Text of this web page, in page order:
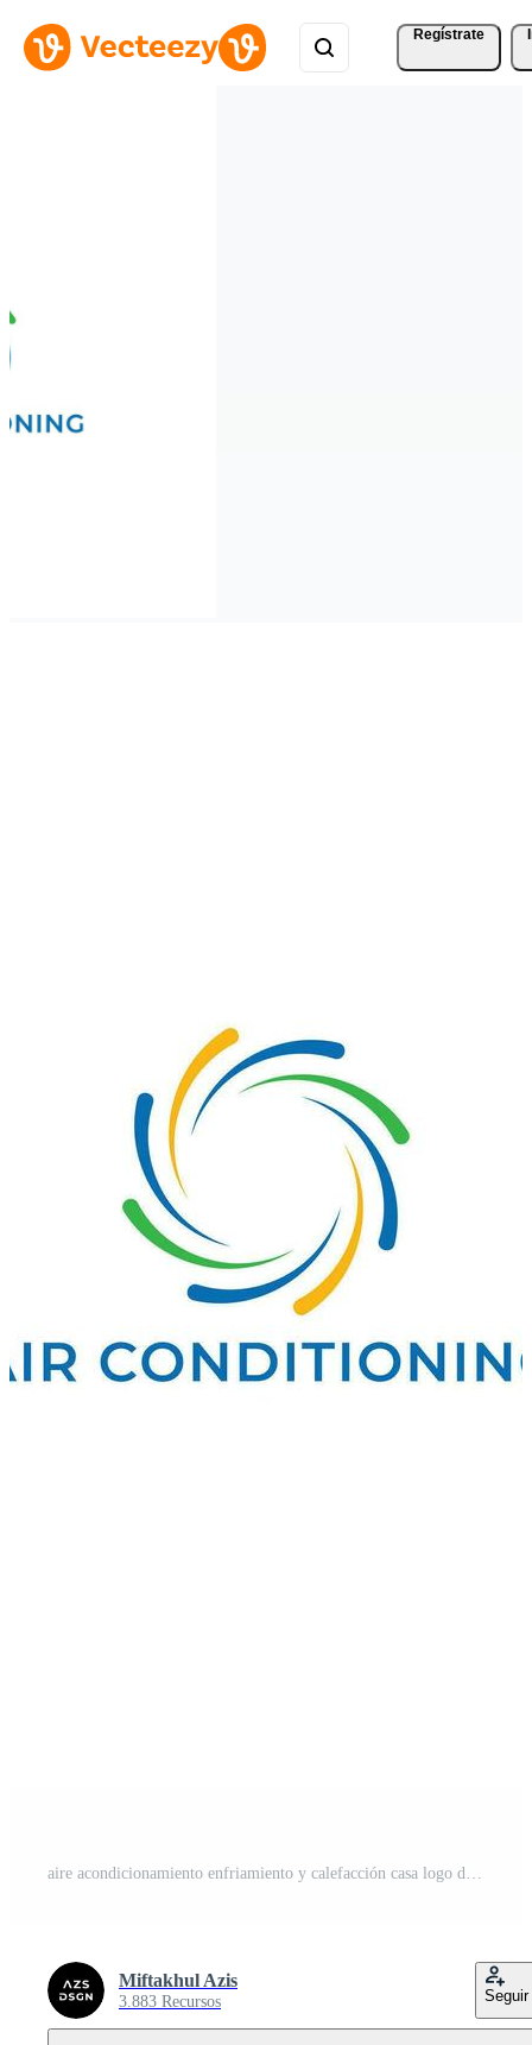
Regístrate
aire acondicionamiento enfriamiento y calefacción casa logo diseño soplador ventilador y copo de nieve icono símbolo en múltiple colores. resumen aire ilustración aplicado para aire acondicionamiento instalación logo inspiración Vector Pro
Miftakhul Azis
3.883 Recursos Seguir